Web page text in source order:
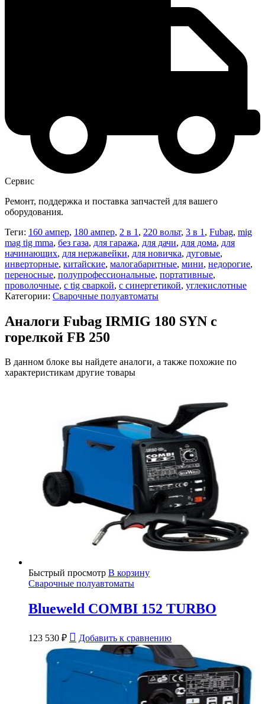
Сервис
Ремонт, поддержка и поставка запчастей для вашего
оборудования.
Теги: 160 ампер, 180 ампер, 2 в 1 , 220 вольт, 3 в 1 , Fubag, mig
mag tig mma, без газа, для гаража, для дачи, для дома, для
начинающих, для нержавейки, для новичка, дуговые,
инверторные, китайские, малогабаритные, мини, недорогие,
переносные, полупрофессиональные, портативные,
проволочные, с tig сваркой, с синергетикой, углекислотные
Категории: Сварочные полуавтоматы
Аналоги Fubag IRMIG 180 SYN с
горелкой FB 250
В данном блоке вы найдете аналоги, а также похожие по
характеристикам другие товары
Быстрый просмотр В корзину
Сварочные полуавтоматы
Blueweld COMBI 152 TURBO
123 530 ₽ Добавить к сравнению